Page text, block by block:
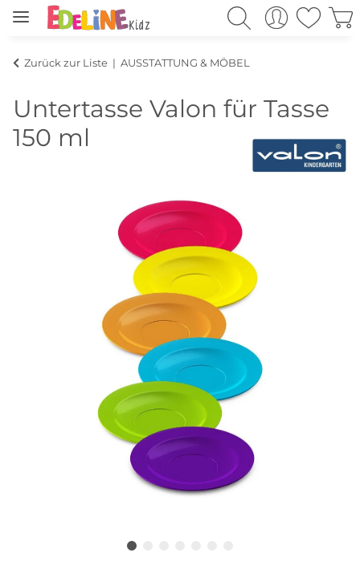
Zurück zur Liste AUSSTATTUNG & MÖBEL
Untertasse Valon für Tasse
150 ml